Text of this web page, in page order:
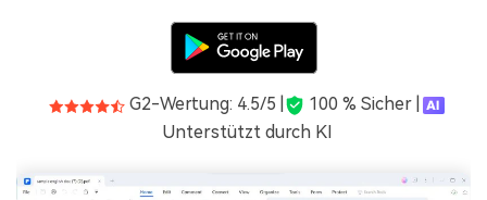
G2-Wertung: 4.5/5 |
100 % Sicher |
Unterstützt durch KI